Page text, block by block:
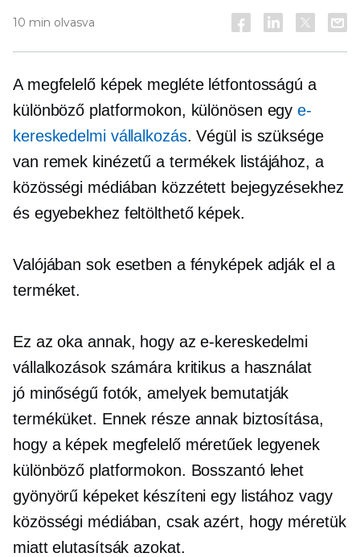
10 min olvasva
A megfelelő képek megléte létfontosságú a
különböző platformokon, különösen egye-
kereskedelmi vállalkozás. Végül is szüksége
van remek kinézetű a termékek listájához, a
közösségi médiában közzétett bejegyzésekhez
és egyebekhez feltölthető képek.
Valójában sok esetben a fényképek adják el a
terméket.
Ez az oka annak, hogy az e-kereskedelmi
vállalkozások számára kritikus a használat
jó minőségűfotók, amelyek bemutatják
terméküket. Ennek része annak biztosítása,
hogy a képek megfelelő méretűek legyenek
különböző platformokon. Bosszantó lehet
gyönyörű képeket készíteni egy listához vagy
közösségi médiában, csak azért, hogy méretük
miatt elutasítsák azokat.